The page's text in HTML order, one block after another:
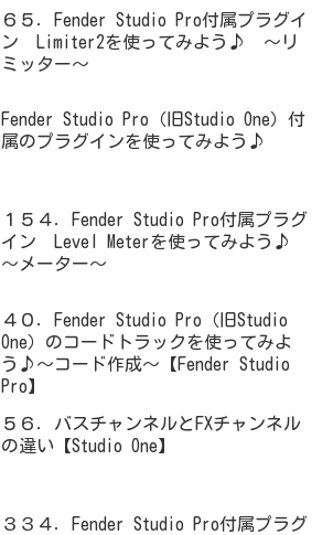
６５．Fender Studio Pro付属プラグイ
ン Limiter2を使ってみよう♪ ～リ
ミッター～
Fender Studio Pro（旧Studio One）付
属のプラグインを使ってみよう♪
１５４．Fender Studio Pro付属プラグ
イン Level Meterを使ってみよう♪
～メーター～
４０．Fender Studio Pro（旧Studio
One）のコードトラックを使ってみよ
う♪～コード作成～【Fender Studio
Pro】
５６．バスチャンネルとFXチャンネル
の違い【Studio One】
３３４．Fender Studio Pro付属プラグ